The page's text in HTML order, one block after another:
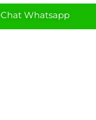
Chat Whatsapp